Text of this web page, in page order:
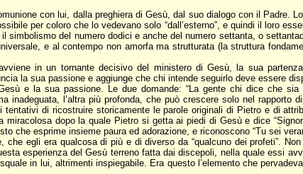
con lui, dalla preghiera di Gesù, dal suo dialogo con il Padre.
per coloro che lo vedevano solo “dall’esterno”, e quindi il loro
simbolismo del numero dodici e anche del numero settanta, o
e al contempo non amorfa ma strutturata (la struttura
in un tornante decisivo del ministero di Gesù, la sua
la sua passione e aggiunge che chi intende seguirlo deve essere
e la sua passione. Le due domande: “La gente chi dice che sia
l’altra più profonda, che può crescere solo nel rapporto
di ricostruire storicamente le parole originali di Pietro e di
dopo la quale Pietro si getta ai piedi di Gesù e dice
che esprime insieme paura ed adorazione, e riconoscono “Tu sei
egli era qualcosa di più e di diverso da “qualcuno dei profeti”.
esperienza del Gesù terreno fatta dai discepoli, nella quale essi
in lui, altrimenti inspiegabile. Era questo l’elemento che